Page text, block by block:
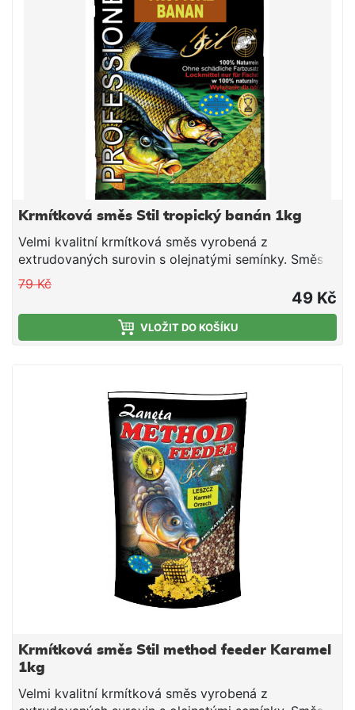
konzistence plníme do krmítek.
Krmítková směs Stil tropický banán 1kg
Velmi kvalitní krmítková směs vyrobená z
extrudovaných surovin s olejnatými semínky. Směs
je vhodná pro použití v průběhu celé sezony. Jedná
se o směs tepelně upravených obilovin a olejnatin,
doplněnou o živočišné moučky a atraktivní aroma.
Směs je ideální pro použití do krmítek, ale i do
vlhčíme raději méně a chvilku čekáme do vsáknutí. V
závislosti na povaze směsi, směs pouze opatrně
dovlhčujeme. Po vsáknutí a vzniku vhodné
konzistence plníme do krmítek.
79 Kč
49 Kč
VLOŽIT DO KOŠÍKU
Krmítková směs Stil method feeder Karamel
1kg
Velmi kvalitní krmítková směs vyrobená z